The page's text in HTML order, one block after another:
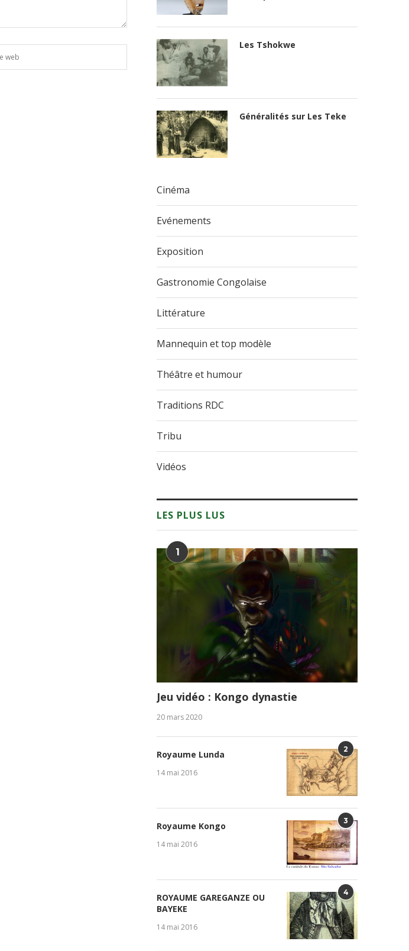
Les Tshokwe
Généralités sur Les Teke
Cinéma
Evénements
Exposition
Gastronomie Congolaise
Littérature
Mannequin et top modèle
Théâtre et humour
Traditions RDC
Tribu
Vidéos
LES PLUS LUS
1
Jeu vidéo : Kongo dynastie
20 mars 2020
2
Royaume Lunda
14 mai 2016
3
Royaume Kongo
14 mai 2016
4
ROYAUME GAREGANZE OU
BAYEKE
14 mai 2016